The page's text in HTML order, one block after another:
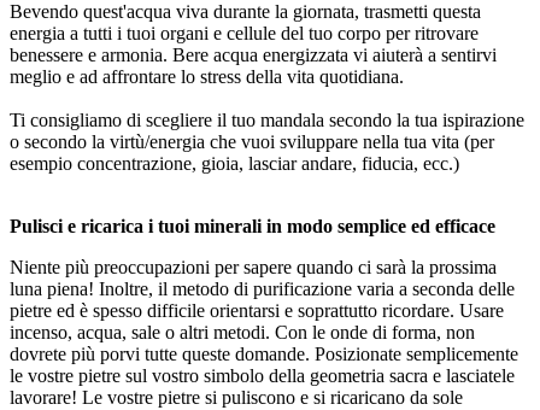
Bevendo quest'acqua viva durante la giornata, trasmetti questa
energia a tutti i tuoi organi e cellule del tuo corpo per ritrovare
benessere e armonia. Bere acqua energizzata vi aiuterà a sentirvi
meglio e ad affrontare lo stress della vita quotidiana.
Ti consigliamo di scegliere il tuo mandala secondo la tua ispirazione
o secondo la virtù/energia che vuoi sviluppare nella tua vita (per
esempio concentrazione, gioia, lasciar andare, fiducia, ecc.)
Pulisci e ricarica i tuoi minerali in modo semplice ed efficace
Niente più preoccupazioni per sapere quando ci sarà la prossima
luna piena! Inoltre, il metodo di purificazione varia a seconda delle
pietre ed è spesso difficile orientarsi e soprattutto ricordare. Usare
incenso, acqua, sale o altri metodi. Con le onde di forma, non
dovrete più porvi tutte queste domande. Posizionate semplicemente
le vostre pietre sul vostro simbolo della geometria sacra e lasciatele
lavorare! Le vostre pietre si puliscono e si ricaricano da sole